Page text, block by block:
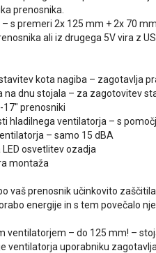
prenosnika.
s premeri 2x 125 mm + 2x 70
ali iz drugega 5V vira z
kota nagiba – zagotavlja
na dnu stojala – za zagotovitev
prenosniki
hladilnega ventilatorja – s
– samo 15 dBA
osvetlitev ozadja
montaža
vaš prenosnik učinkovito
energije in s tem povečalo
ventilatorjem – do 125 mm! –
ventilatorja uporabniku